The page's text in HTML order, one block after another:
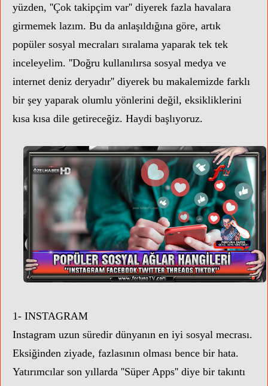
yüzden, ''Çok takipçim var'' diyerek fazla havalara
girmemek lazım. Bu da anlaşıldığına göre, artık
popüler sosyal mecraları sıralama yaparak tek tek
inceleyelim. ''Doğru kullanılırsa sosyal medya ve
internet deniz deryadır'' diyerek bu makalemizde farklı
bir şey yaparak olumlu yönlerini değil, eksikliklerini
kısa kısa dile getireceğiz. Haydi başlıyoruz.
1- INSTAGRAM
Instagram uzun süredir dünyanın en iyi sosyal mecrası.
Eksiğinden ziyade, fazlasının olması bence bir hata.
Yatırımcılar son yıllarda ''Süper Apps'' diye bir takıntı